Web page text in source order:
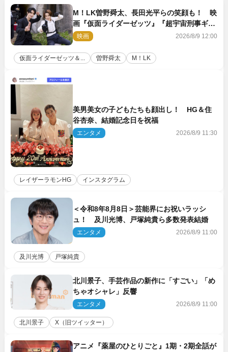
M！LK曽野舜太、長田光平らの笑顔も！ 映
画『仮面ライダーゼッツ』『超宇宙刑事ギャ
バン インフィニティ』オフショット到着
映画 2026/8/9 12:00
仮面ライダーゼッツ＆... 曽野舜太 M！LK
美男美女の子どもたちも顔出し！ HG＆住
谷杏奈、結婚記念日を祝福
エンタメ 2026/8/9 11:30
レイザーラモンHG インスタグラム
＜令和8年8月8日＞芸能界にお祝いラッシ
ュ！ 及川光博、戸塚純貴ら多数発表結婚
エンタメ 2026/8/9 11:00
及川光博 戸塚純貴
北川景子、手芸作品の新作に「すごい」「め
ちゃオシャレ」反響
エンタメ 2026/8/9 11:00
北川景子 X（旧ツイッター）
アニメ『薬屋のひとりごと』1期・2期全話が